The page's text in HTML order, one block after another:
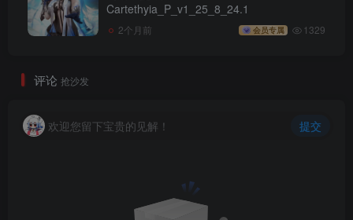
Cartethyia_P_v1_25_8_24.1
2个月前 会员专属 1329
评论 抢沙发
欢迎您留下宝贵的见解！ 提交